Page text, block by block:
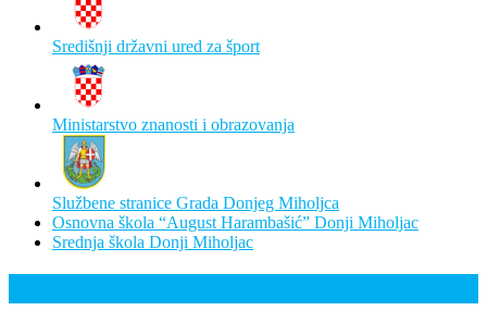
Središnji državni ured za šport
Ministarstvo znanosti i obrazovanja
Službene stranice Grada Donjeg Miholjca
Osnovna škola “August Harambašić” Donji Miholjac
Srednja škola Donji Miholjac